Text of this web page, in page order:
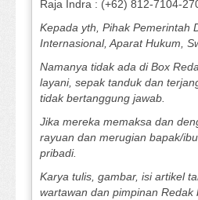
Raja Indra : (+62) 812-7104-
Kepada yth, Pihak Pemerintah
Internasional, Aparat Hukum,
Namanya tidak ada di Box
layani, sepak tanduk dan
tidak bertanggung jawab.
Jika mereka memaksa dan
rayuan dan merugian bapak/
pribadi.
Karya tulis, gambar, isi artikel
wartawan dan pimpinan Redak